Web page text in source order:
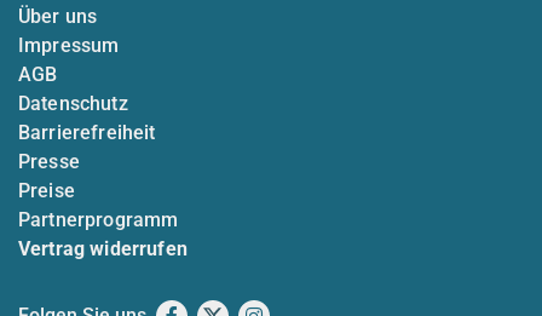
Über uns
Impressum
AGB
Datenschutz
Barrierefreiheit
Presse
Preise
Partnerprogramm
Vertrag widerrufen